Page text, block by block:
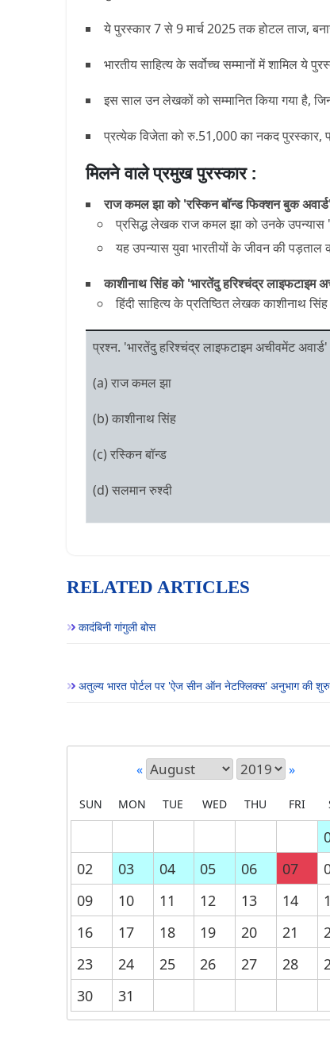
ये पुरस्कार 7 से 9 मार्च 2025 तक होटल ताज,
भारतीय साहित्य के सर्वोच्च सम्मानों में शामिल ये
इस साल उन लेखकों को सम्मानित किया गया है,
प्रत्येक विजेता को रु.51,000 का नकद पुरस्कार,
मिलने वाले प्रमुख पुरस्कार :
राज कमल झा को 'रस्किन बॉन्ड फिक्शन बुक
प्रसिद्ध लेखक राज कमल झा को उनके उपन्यास
यह उपन्यास युवा भारतीयों के जीवन की
काशीनाथ सिंह को 'भारतेंदु हरिश्चंद्र लाइफटाइम
हिंदी साहित्य के प्रतिष्ठित लेखक काशीनाथ
प्रश्न. 'भारतेंदु हरिश्चंद्र लाइफटाइम अचीवमेंट
(a) राज कमल झा
(b) काशीनाथ सिंह
(c) रस्किन बॉन्ड
(d) सलमान रुश्दी
RELATED ARTICLES
कादंबिनी गांगुली बोस
अतुल्य भारत पोर्टल पर 'ऐज सीन ऑन नेटफ्लिक्स' अनुभाग की
« »
SUN MON TUE WED THU FRI
02
03 04 05 06 07
09
10 11 12 13 14
16
17 18 19 20 21
23
24 25 26 27 28
30
31